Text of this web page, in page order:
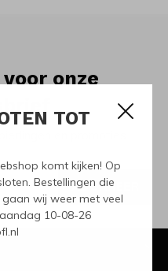
TOT
komt kijken! Op
Bestellingen die
wij weer met veel
10-08-26
onze
en promoties
ABONNEER